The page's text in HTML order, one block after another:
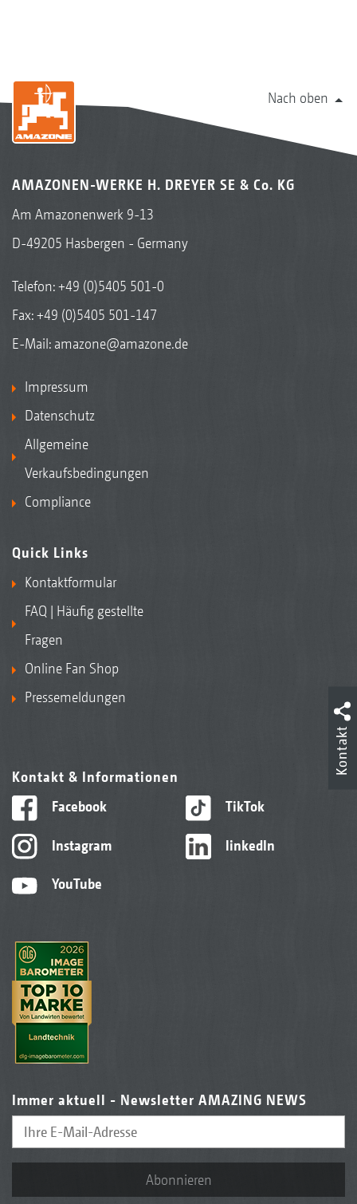
Nach oben
AMAZONEN-WERKE H. DREYER SE & Co. KG
Am Amazonenwerk 9-13
D-49205 Hasbergen - Germany
Telefon:+49 (0)5405 501-0
Fax: +49 (0)5405 501-147
E-Mail: amazone@amazone.de
Impressum
Datenschutz
Allgemeine
Verkaufsbedingungen
Compliance
Quick Links
Kontaktformular
FAQ | Häufig gestellte
Fragen
Online Fan Shop
Pressemeldungen
Kontakt & Informationen
Facebook
Instagram
YouTube
TikTok
linkedIn
Immer aktuell - Newsletter AMAZING NEWS
Abonnieren
Kontakt